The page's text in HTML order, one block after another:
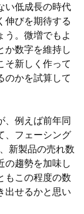
い低成長の時代
伸びを期待する
う。微増でもよ
か数字を維持し
そ新しく作って
のかを試算して
例えば前年同
、フェーシング
新製品の売れ数
の趨勢を加味し
もこの程度の数
出せるかと思い